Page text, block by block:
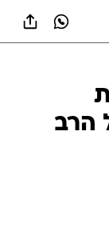
הרב